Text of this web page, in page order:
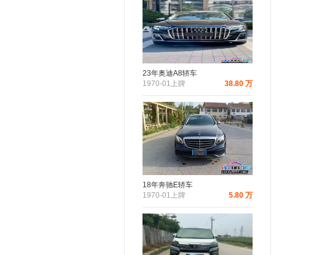
23年奥迪A8轿车
1970-01上牌
38.80 万
18年奔驰E轿车
1970-01上牌
5.80 万